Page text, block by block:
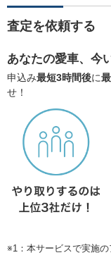
査定を依頼する
あなたの愛車、今
申込み最短3時間後に
せ！
※1：本サービスで実施